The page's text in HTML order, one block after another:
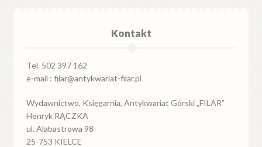
Kontakt
Tel. 502 397 162
e-mail : filar@antykwariat-filar.pl
Wydawnictwo, Księgarnia, Antykwariat Górski „FILAR”
Henryk RĄCZKA
ul. Alabastrowa 98
25-753 KIELCE